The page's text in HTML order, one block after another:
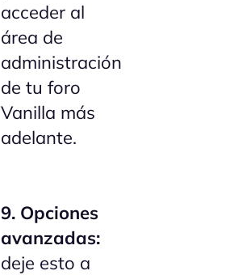
acceder al
área de
administración
de tu foro
Vanilla más
adelante.
9. Opciones
avanzadas:
deje esto a